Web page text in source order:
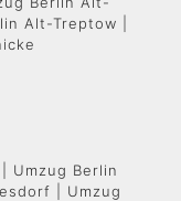
Alt-Treptow |
Umzug Berlin
| Umzug